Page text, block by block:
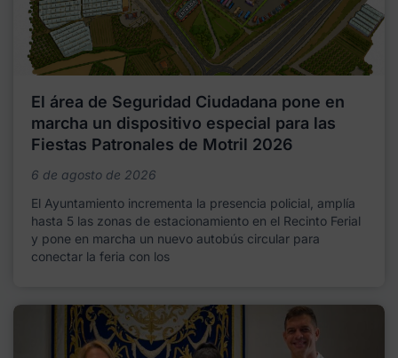
El área de Seguridad Ciudadana pone en
marcha un dispositivo especial para las
Fiestas Patronales de Motril 2026
6 de agosto de 2026
El Ayuntamiento incrementa la presencia policial, amplía
hasta 5 las zonas de estacionamiento en el Recinto Ferial
y pone en marcha un nuevo autobús circular para
conectar la feria con los